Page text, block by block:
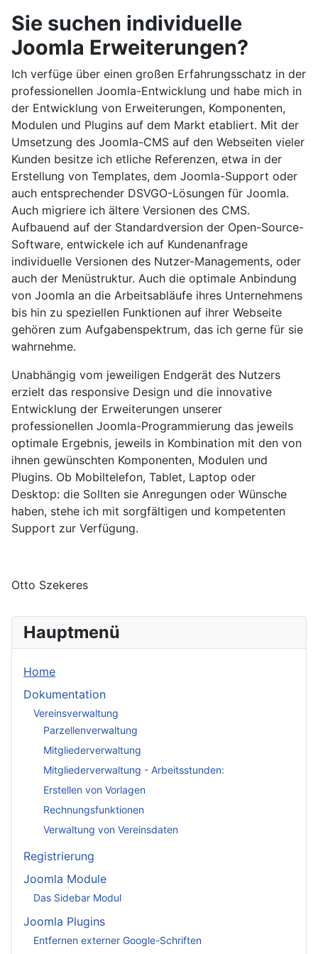
Sie suchen individuelle
Joomla Erweiterungen?
Ich verfüge über einen großen Erfahrungsschatz in der
professionellen Joomla-Entwicklung und habe mich in
der Entwicklung von Erweiterungen, Komponenten,
Modulen und Plugins auf dem Markt etabliert. Mit der
Umsetzung des Joomla-CMS auf den Webseiten vieler
Kunden besitze ich etliche Referenzen, etwa in der
Erstellung von Templates, dem Joomla-Support oder
auch entsprechender DSVGO-Lösungen für Joomla.
Auch migriere ich ältere Versionen des CMS.
Aufbauend auf der Standardversion der Open-Source-
Software, entwickele ich auf Kundenanfrage
individuelle Versionen des Nutzer-Managements, oder
auch der Menüstruktur. Auch die optimale Anbindung
von Joomla an die Arbeitsabläufe ihres Unternehmens
bis hin zu speziellen Funktionen auf ihrer Webseite
gehören zum Aufgabenspektrum, das ich gerne für sie
wahrnehme.
Unabhängig vom jeweiligen Endgerät des Nutzers
erzielt das responsive Design und die innovative
Entwicklung der Erweiterungen unserer
professionellen Joomla-Programmierung das jeweils
optimale Ergebnis, jeweils in Kombination mit den von
ihnen gewünschten Komponenten, Modulen und
Plugins. Ob Mobiltelefon, Tablet, Laptop oder
Desktop: die Sollten sie Anregungen oder Wünsche
haben, stehe ich mit sorgfältigen und kompetenten
Support zur Verfügung.
Otto Szekeres
Hauptmenü
Home
Dokumentation
Vereinsverwaltung
Parzellenverwaltung
Mitgliederverwaltung
Mitgliederverwaltung - Arbeitsstunden:
Erstellen von Vorlagen
Rechnungsfunktionen
Verwaltung von Vereinsdaten
Registrierung
Joomla Module
Das Sidebar Modul
Joomla Plugins
Entfernen externer Google-Schriften